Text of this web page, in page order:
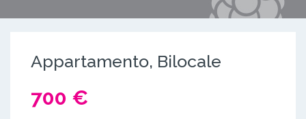
Appartamento, Bilocale
700 €